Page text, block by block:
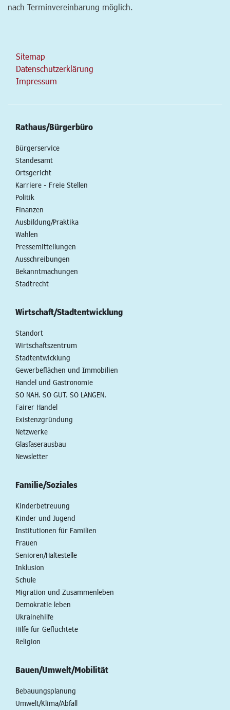
nach Terminvereinbarung möglich.
Sitemap
Datenschutzerklärung
Impressum
Rathaus/Bürgerbüro
Bürgerservice
Standesamt
Ortsgericht
Karriere - Freie Stellen
Politik
Finanzen
Ausbildung/Praktika
Wahlen
Pressemitteilungen
Ausschreibungen
Bekanntmachungen
Stadtrecht
Wirtschaft/Stadtentwicklung
Standort
Wirtschaftszentrum
Stadtentwicklung
Gewerbeflächen und Immobilien
Handel und Gastronomie
SO NAH. SO GUT. SO LANGEN.
Fairer Handel
Existenzgründung
Netzwerke
Glasfaserausbau
Newsletter
Familie/Soziales
Kinderbetreuung
Kinder und Jugend
Institutionen für Familien
Frauen
Senioren/Haltestelle
Inklusion
Schule
Migration und Zusammenleben
Demokratie leben
Ukrainehilfe
Hilfe für Geflüchtete
Religion
Bauen/Umwelt/Mobilität
Bebauungsplanung
Umwelt/Klima/Abfall